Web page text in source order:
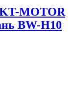
MOTOR
BW-H10